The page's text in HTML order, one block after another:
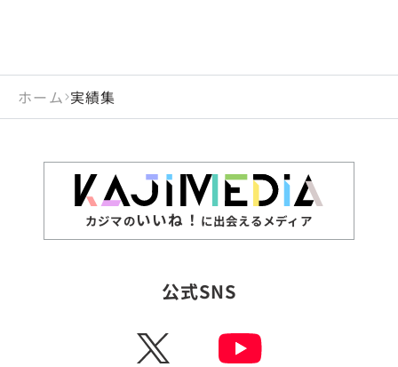
ホーム 実績集
カジマのいいね！ に出会えるメディア
公式SNS
X